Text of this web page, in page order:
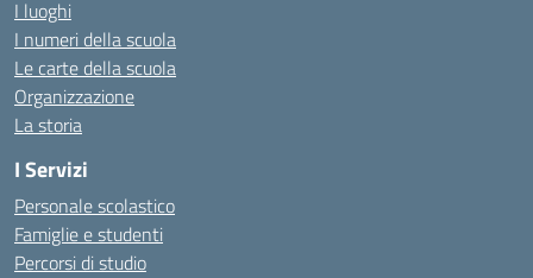
I luoghi
I numeri della scuola
Le carte della scuola
Organizzazione
La storia
I Servizi
Personale scolastico
Famiglie e studenti
Percorsi di studio